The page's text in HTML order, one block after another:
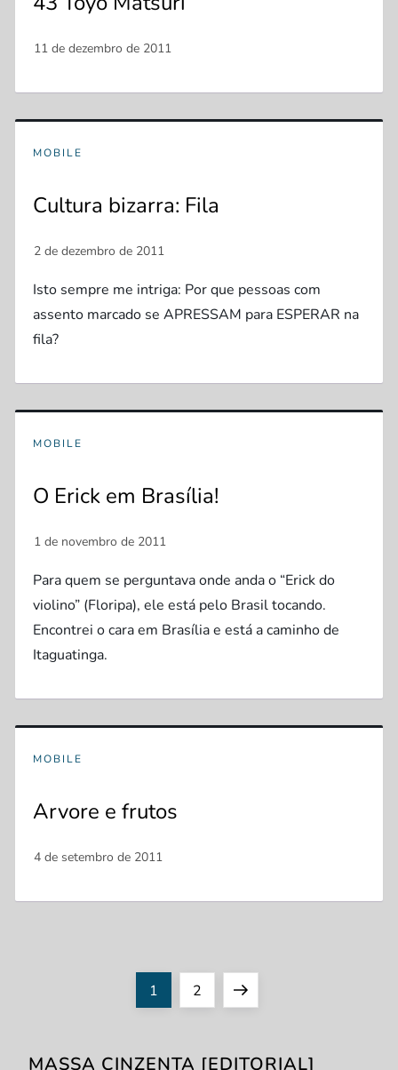
MOBILE
Cultura bizarra: Fila
Isto sempre me intriga: Por que pessoas com
assento marcado se APRESSAM para ESPERAR na
fila?
MOBILE
O Erick em Brasília!
Para quem se perguntava onde anda o “Erick do
violino” (Floripa), ele está pelo Brasil tocando.
Encontrei o cara em Brasília e está a caminho de
Itaguatinga.
MOBILE
Arvore e frutos
Page
1 Page
2
Next
MASSA CINZENTA [EDITORIAL]